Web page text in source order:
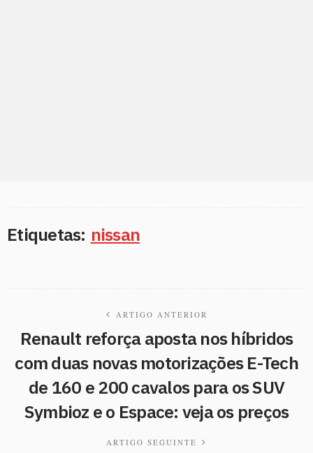
Etiquetas: nissan
ARTIGO ANTERIOR
Renault reforça aposta nos híbridos
com duas novas motorizações E-Tech
de 160 e 200 cavalos para os SUV
Symbioz e o Espace: veja os preços
ARTIGO SEGUINTE